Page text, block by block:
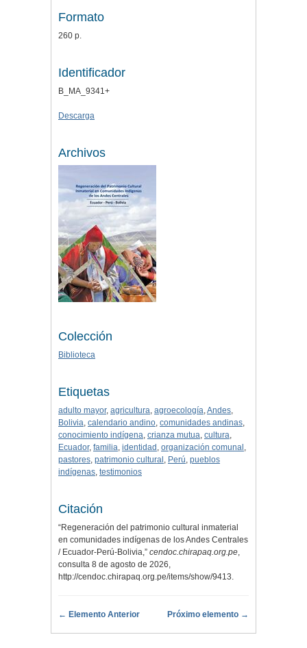
Formato
260 p.
Identificador
B_MA_9341+
Descarga
Archivos
Colección
Biblioteca
Etiquetas
adulto mayor, agricultura, agroecología,Andes,
Bolivia, calendario andino, comunidades andinas,
conocimiento indígena, crianza mutua, cultura,
Ecuador, familia, identidad , organización comunal ,
pastores, patrimonio cultural , Perú, pueblos
indígenas, testimonios
Citación
“Regeneración del patrimonio cultural inmaterial
en comunidades indígenas de los Andes Centrales
/ Ecuador-Perú-Bolivia,” cendoc.chirapaq.org.pe,
consulta 8 de agosto de 2026,
http://cendoc.chirapaq.org.pe/items/show/9413.
← Elemento Anterior Próximo elemento →